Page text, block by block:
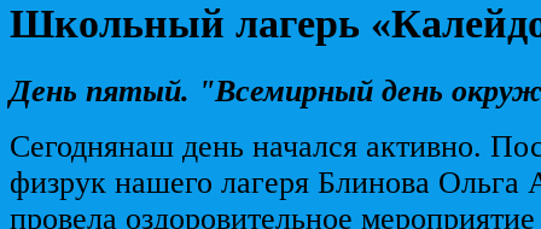
Школьный лагерь
День пятый. "Всемирный день
Сегоднянаш день начался активно.
физрук нашего лагеря Блинова Ольга
провела оздоровительное